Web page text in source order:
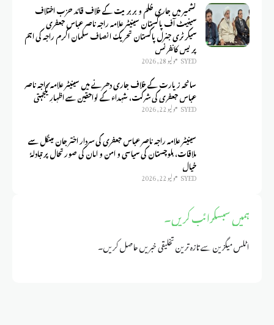
کشمیر میں جاری ظلم و بربریت کے خلاف قائد حزب اختلاف
سینیٹ آف پاکستان سینیٹر علامہ راجہ ناصر عباس جعفری
سیکرٹری جنرل پاکستان تحریک انصاف سلمان اکرم راجہ کی اہم
پریس کانفرنس
SYED يوليو 28, 2026
سانحہ زیارت کے خلاف جاری دھرنے میں سینیٹر علامہ راجہ ناصر
عباس جعفری کی شرکت، شہداء کے لواحقین سے اظہارِ یکجہتی
SYED يوليو 22, 2026
سینیٹر علامہ راجہ ناصر عباس جعفری کی سردار اختر جان مینگل سے
ملاقات، بلوچستان کی سیاسی و امن و امان کی صورتحال پر تبادلۂ
خیال
SYED يوليو 22, 2026
ہمیں سبسکرائب کریں۔
اٹلس میگزین سے تازہ ترین تخلیقی خبریں حاصل کریں۔